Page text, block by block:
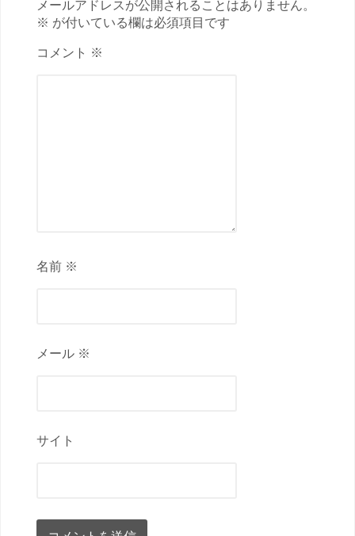
メールアドレスが公開されることはありません。
※ が付いている欄は必須項目です
コメント ※
名前 ※
メール ※
サイト